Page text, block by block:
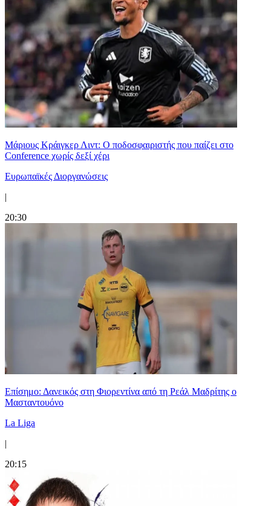
Μάριους Κράιγκερ Λιντ: Ο ποδοσφαιριστής που παίζει στο
Conference χωρίς δεξί χέρι
Ευρωπαϊκές Διοργανώσεις
|
20:30
Επίσημο: Δανεικός στη Φιορεντίνα από τη Ρεάλ Μαδρίτης ο
Μασταντουόνο
La Liga
|
20:15